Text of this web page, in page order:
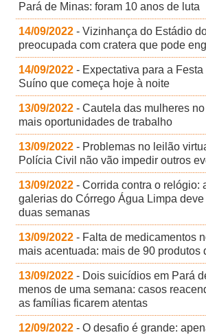
Pará de Minas: foram 10 anos de luta
14/09/2022 - Vizinhança do Estádio
preocupada com cratera que pode
14/09/2022 - Expectativa para a
Suíno que começa hoje à noite
13/09/2022 - Cautela das mulheres
mais oportunidades de trabalho
13/09/2022 - Problemas no leilão
Polícia Civil não vão impedir outros
13/09/2022 - Corrida contra o relógio:
galerias do Córrego Água Limpa
duas semanas
13/09/2022 - Falta de medicamentos
mais acentuada: mais de 90 produtos
13/09/2022 - Dois suicídios em Pará
menos de uma semana: casos
as famílias ficarem atentas
12/09/2022 - O desafio é grande: